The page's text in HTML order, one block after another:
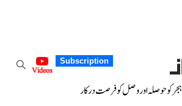
Subscription
Videos
ہجر کو حوصلہ اور وصل کو فرصت درکار